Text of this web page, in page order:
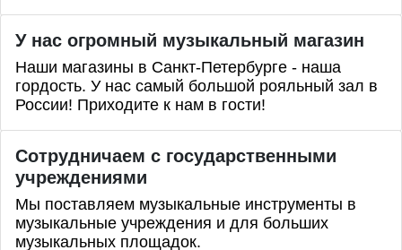
У нас огромный музыкальный магазин
Наши магазины в Санкт-Петербурге - наша
гордость. У нас самый большой рояльный зал в
России! Приходите к нам в гости!
Сотрудничаем с государственными
учреждениями
Мы поставляем музыкальные инструменты в
музыкальные учреждения и для больших
музыкальных площадок.